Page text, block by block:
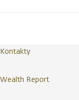
Kontakty
Wealth Report